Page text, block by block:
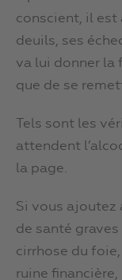
conscient, il est
deuils, ses
va lui donner la
que de se
Tels sont les
attendent
la page.
Si vous ajoutez
de santé
cirrhose du
ruine